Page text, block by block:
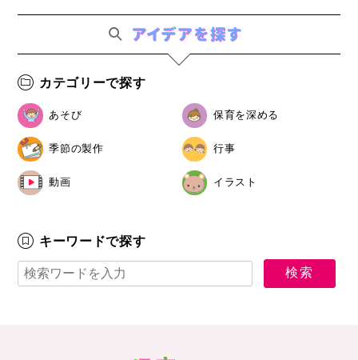
カテゴリーで探す
あそび 保育を深める
季節の製作 行事
動画 イラスト
キーワードで探す